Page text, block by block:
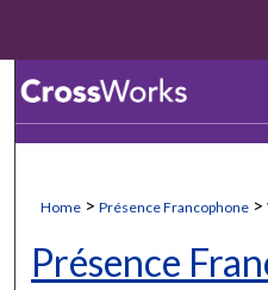
Browse
My
Home > Présence Francophone >
Présence